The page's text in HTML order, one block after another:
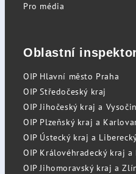
Pro média
Oblastní
OIP Hlavní město Praha
OIP Středočeský kraj
OIP Jihočeský kraj a
OIP Plzeňský kraj a
OIP Ústecký kraj a
OIP Královéhradecký kraj
OIP Jihomoravský kraj a